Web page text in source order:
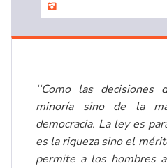
‘‘Como las
minoría sino de la
democracia. La ley es
es la riqueza sino el
permite a los hombres